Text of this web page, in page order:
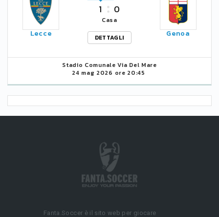
Lecce
1 0
Casa
DETTAGLI
Genoa
Stadio Comunale Via Del Mare
24 mag 2026 ore 20:45
Fanta.Soccer è il sito web per giocare